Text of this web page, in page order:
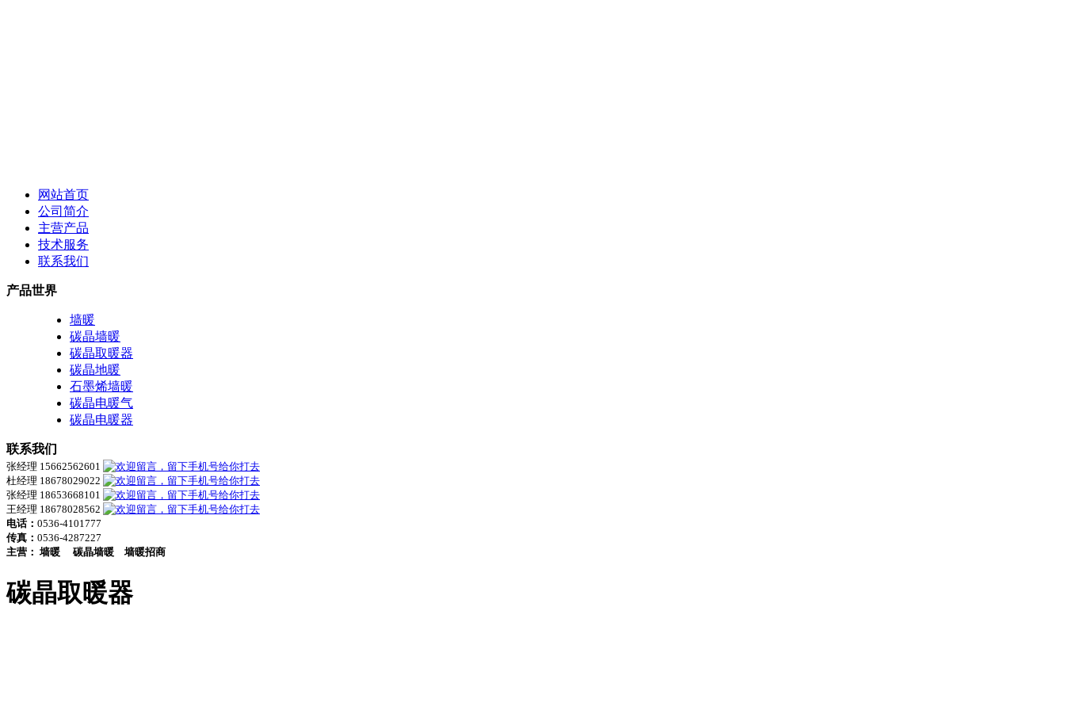
网站首页
公司简介
主营产品
技术服务
联系我们
产品世界
墙暖
碳晶墙暖
碳晶取暖器
碳晶地暖
石墨烯墙暖
碳晶电暖气
碳晶电暖器
联系我们
张经理 15662562601
杜经理 18678029022
张经理 18653668101
王经理 18678028562
电话： 0536-4101777
传真： 0536-4287227
主营： 墙暖 碳晶墙暖 墙暖招商
碳晶取暖器